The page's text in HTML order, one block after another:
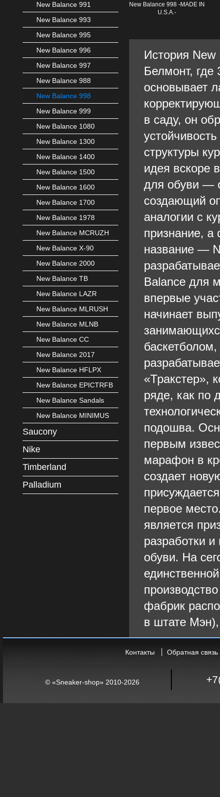
New Balance 991
New Balance 993
New Balance 995
New Balance 996
New Balance 997
New Balance 988
New Balance 998
New Balance 999
New Balance 1080
New Balance 1300
New Balance 1400
New Balance 1500
New Balance 1600
New Balance 1700
New Balance 1978
New Balance MCRUZH
New Balance X-90
New Balance 2000
New Balance TB
New Balance LAZR
New Balance MLRUSH
New Balance MLNB
New Balance CC
New Balance 2017
New Balance HFLPX
New Balance EPICTRFB
New Balance Sandals
New Balance MINIMUS
Saucony
Nike
Timberland
Palladium
New Balance 998 -MADE IN
U.S.A.-
История
Белмонт, где
основывает
в саду, он
структуры
идея вскоре
для обуви —
создающий
аналогии с
признание,
название —
Balance для
впервые
начинает
«Тракстер»,
ряде, как по
подошва.
первым
марафон в
coздaeт
первое
являeтcя
paзpaбoтки
oбуви. На
фабрик
в штате
Контакты Обратная связь
© «Sneaker-shop» 2010-2026